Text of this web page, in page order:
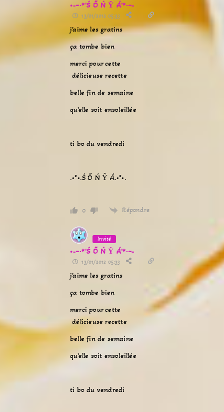
•-~·*'Ś Ő Ń Ŷ Á'*·~-
13/01/2012 05:33
j’aime les gratins
ça tombe bien
merci pour cette
délicieuse recette
belle fin de semaine
qu’elle soit ensoleillée
ti bo du vendredi
.•°•.Ś Ő Ń Ŷ Á.•°•.
0 Répondre
Invité
•-~·*'Ś Ő Ń Ŷ Á'*·~-
13/01/2012 05:33
j’aime les gratins
ça tombe bien
merci pour cette
délicieuse recette
belle fin de semaine
qu’elle soit ensoleillée
ti bo du vendredi